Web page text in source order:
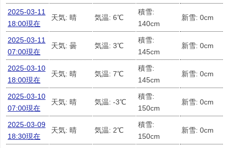
2025-03-11
18:00現在
天気: 晴 気温: 6℃
積雪:
140cm
新雪: 0cm
2025-03-11
07:00現在
天気: 曇 気温: 3℃
積雪:
145cm
新雪: 0cm
2025-03-10
18:00現在
天気: 晴 気温: 7℃
積雪:
145cm
新雪: 0cm
2025-03-10
07:00現在
天気: 晴 気温: -3℃
積雪:
150cm
新雪: 0cm
2025-03-09
18:30現在
天気: 晴 気温: 2℃
積雪:
150cm
新雪: 0cm